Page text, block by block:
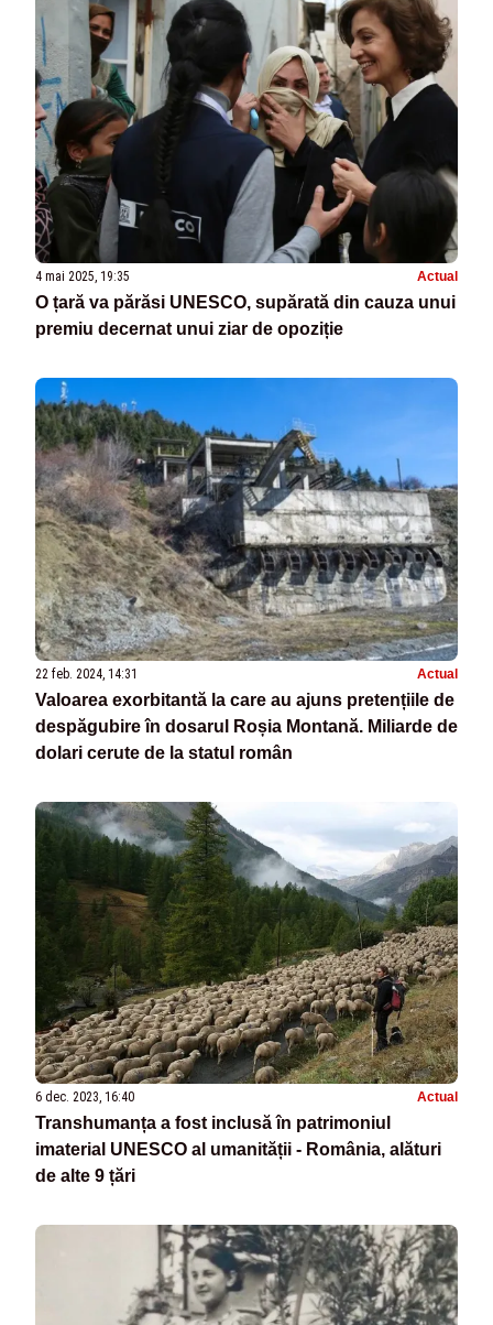
4 mai 2025, 19:35 Actual
O țară va părăsi UNESCO, supărată din cauza unui
premiu decernat unui ziar de opoziție
22 feb. 2024, 14:31 Actual
Valoarea exorbitantă la care au ajuns pretențiile de
despăgubire în dosarul Roșia Montană. Miliarde de
dolari cerute de la statul român
6 dec. 2023, 16:40 Actual
Transhumanța a fost inclusă în patrimoniul
imaterial UNESCO al umanității - România, alături
de alte 9 țări